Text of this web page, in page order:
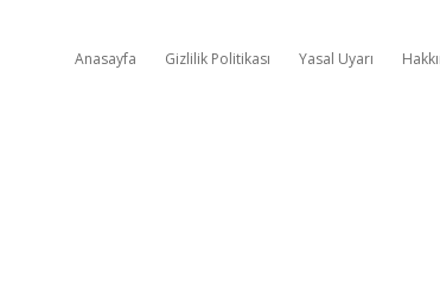
Anasayfa Gizlilik Politikası Yasal Uyarı